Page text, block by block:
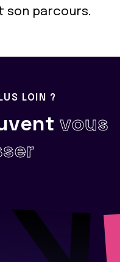
son parcours.
LOIN ?
vous